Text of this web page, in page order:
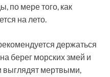
по мере того, как
на лето.
держаться
берег морских змей и
выглядят мертвыми,